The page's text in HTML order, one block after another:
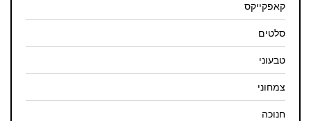
קאפקייקס
סלטים
טבעוני
צמחוני
חנוכה